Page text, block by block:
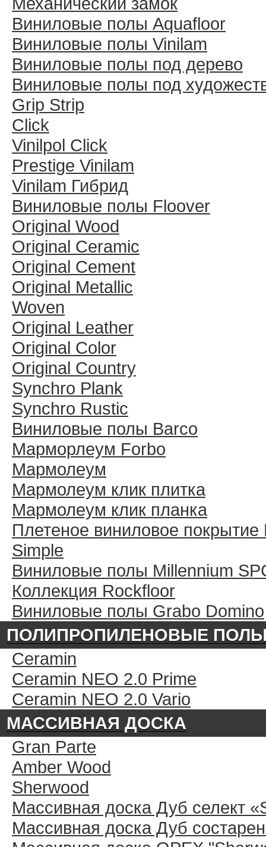
Виниловые полы Aquafloor
Виниловые полы Vinilam
Виниловые полы под дерево
Виниловые полы под
Grip Strip
Click
Vinilpol Click
Prestige Vinilam
Vinilam Гибрид
Виниловые полы Floover
Original Wood
Original Ceramic
Original Cement
Original Metallic
Woven
Original Leather
Original Color
Original Country
Synchro Plank
Synchro Rustic
Виниловые полы Barco
Марморлеум Forbo
Мармолеум
Мармолеум клик плитка
Мармолеум клик планка
Плетеное виниловое покрытие
Simple
Виниловые полы Millennium
Коллекция Rockfloor
Виниловые полы Grabo Domino
ПОЛИПРОПИЛЕНОВЫЕ
Ceramin
Ceramin NEO 2.0 Prime
Ceramin NEO 2.0 Vario
МАССИВНАЯ ДОСКА
Gran Parte
Amber Wood
Sherwood
Массивная доска Дуб селект
Массивная доска Дуб